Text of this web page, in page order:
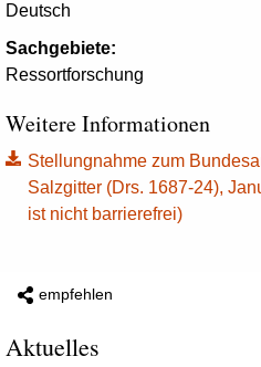
Deutsch
Sachgebiete:
Ressortforschung
Weitere Informationen
Stellungnahme zum
Salzgitter (Drs. 1687-24),
ist nicht barrierefrei)
empfehlen
Aktuelles